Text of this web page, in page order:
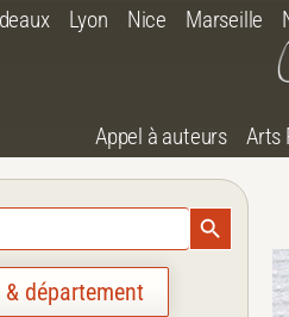
Lyon Nice Marseille
Appel à auteurs Arts
Search
département